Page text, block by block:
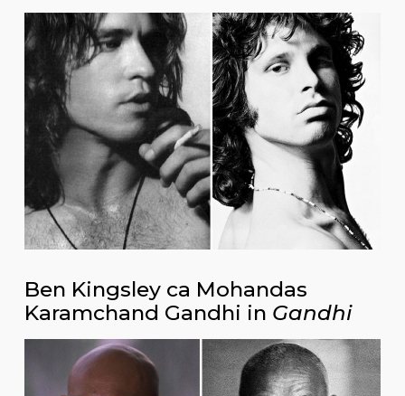
Ben Kingsley ca Mohandas
Karamchand Gandhi in Gandhi